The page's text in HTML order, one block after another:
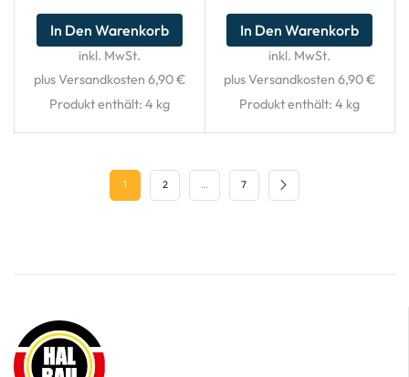
In Den Warenkorb
inkl. MwSt.
plus Versandkosten 6,90 €
Produkt enthält: 4 kg
In Den Warenkorb
inkl. MwSt.
plus Versandkosten 6,90 €
Produkt enthält: 4 kg
1 2 … 7